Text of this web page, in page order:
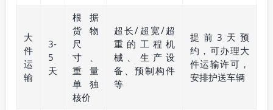
大
件
运
输
3-
5
天
根据
货物
尺
寸、
重量
单独
核价
超长/超宽/超
重的工程机
械、生产设
备、预制构件
等
提前3天预
约，可办理大
件运输许可，
安排护送车辆